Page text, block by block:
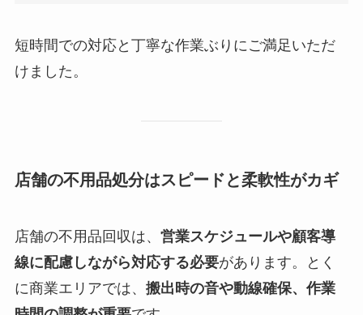
短時間での対応と丁寧な作業ぶりにご満足いただ
けました。
店舗の不用品処分はスピードと柔軟性がカギ
店舗の不用品回収は、 営業スケジュールや顧客導
線に配慮しながら対応する必要があります。とく
に商業エリアでは、 搬出時の音や動線確保、作業